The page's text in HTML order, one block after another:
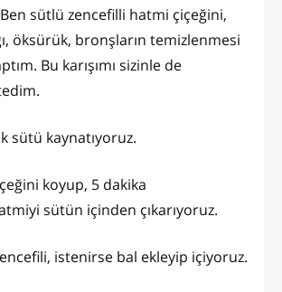
sütlü zencefilli hatmi çiçeğini,
öksürük, bronşların temizlenmesi
Bu karışımı sizinle de
sütü kaynatıyoruz.
koyup, 5 dakika
sütün içinden çıkarıyoruz.
istenirse bal ekleyip içiyoruz.